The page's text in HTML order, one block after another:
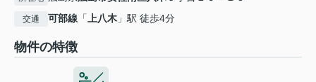
交通 可部線 「 上八木 」駅 徒歩4分
物件の特徴